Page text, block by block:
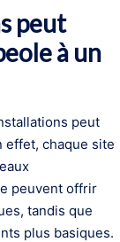
peut
à un
peut
effet, chaque site
peuvent offrir
tandis que
plus basiques.